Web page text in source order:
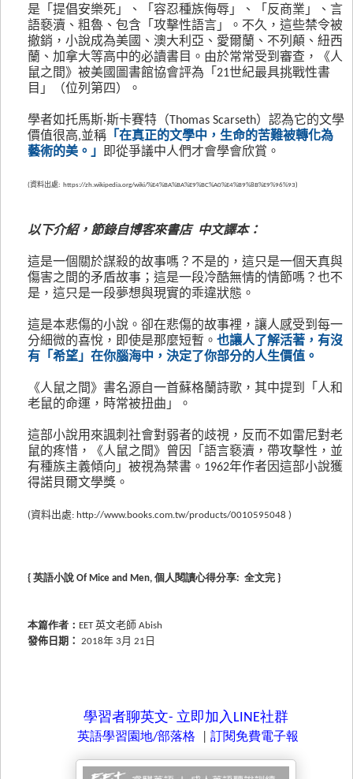
是「提倡安樂死」、「容忍種族侮辱」、「反商業」、言
語褻瀆、粗魯、包含「攻擊性語言」。不久，這些禁令被
撤銷，小說成為美國、澳大利亞、愛爾蘭、不列顛、紐西
蘭、加拿大等高中的必讀書目。由於常常受到審查，《人
鼠之間》被美國圖書館協會評為「21世紀最具挑戰性書
目」（位列第四）。
學者如托馬斯·斯卡賽特（Thomas Scarseth）認為它的文學
價值很高,並稱 「在真正的文學中，生命的苦難被轉化為
藝術的美。」 即從爭議中人們才會學會欣賞。
(資料出處: https://zh.wikipedia.org/wiki/%E4%BA%BA%E9%BC%A0%E4%B9%8B%E9%96%93)
以下介紹，節錄自博客來書店 中文譯本：
這是一個關於謀殺的故事嗎？不是的，這只是一個天真與
傷害之間的矛盾故事；這是一段冷酷無情的情節嗎？也不
是，這只是一段夢想與現實的乖違狀態。
這是本悲傷的小說。卻在悲傷的故事裡，讓人感受到每一
分細微的喜悅，即使是那麼短暫。 也讓人了解活著，有沒
有「希望」在你腦海中，決定了你部分的人生價值。
《人鼠之間》書名源自一首蘇格蘭詩歌，其中提到「人和
老鼠的命運，時常被扭曲」。
這部小說用來諷刺社會對弱者的歧視，反而不如雷尼對老
鼠的疼惜，《人鼠之間》曾因「語言褻瀆，帶攻擊性，並
有種族主義傾向」被視為禁書。1962年作者因這部小說獲
得諾貝爾文學獎。
(資料出處: http://www.books.com.tw/products/0010595048 )
{ 英語小說 Of Mice and Men, 個人閱讀心得分享: 全文完 }
本篇作者： EET 英文老師 Abish
發佈日期：
2018年 3月 21日
學習者聊英文- 立即加入LINE社群
英語學習園地/部落格 訂閱免費電子報